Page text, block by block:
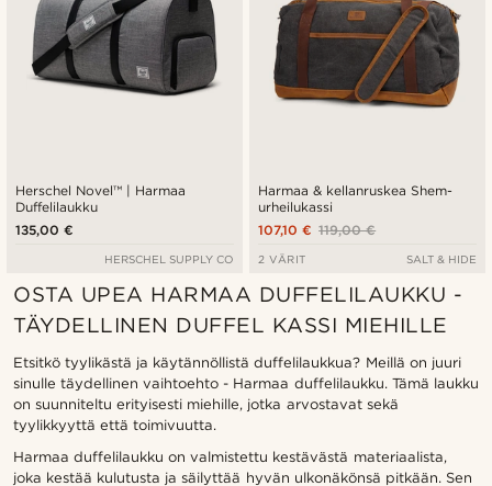
Herschel Novel™ | Harmaa
Duffelilaukku
135,00 €
HERSCHEL SUPPLY CO
Harmaa & kellanruskea Shem-
urheilukassi
119,00 €
107,10 €
2 VÄRIT SALT & HIDE
OSTA UPEA HARMAA DUFFELILAUKKU -
TÄYDELLINEN DUFFEL KASSI MIEHILLE
Etsitkö tyylikästä ja käytännöllistä duffelilaukkua? Meillä on juuri
sinulle täydellinen vaihtoehto - Harmaa duffelilaukku. Tämä laukku
on suunniteltu erityisesti miehille, jotka arvostavat sekä
tyylikkyyttä että toimivuutta.
Harmaa duffelilaukku on valmistettu kestävästä materiaalista,
joka kestää kulutusta ja säilyttää hyvän ulkonäkönsä pitkään. Sen